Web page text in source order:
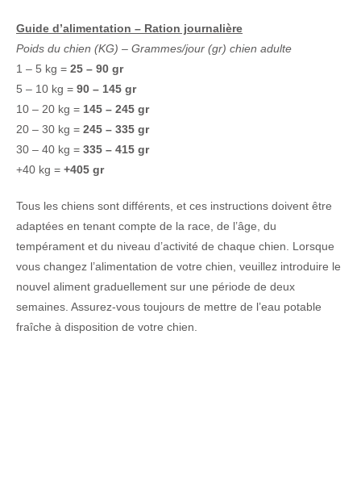
Guide d’alimentation – Ration journalière
Poids du chien (KG) – Grammes/jour (gr) chien adulte
1 – 5 kg = 25 – 90 gr
5 – 10 kg = 90 – 145 gr
10 – 20 kg = 145 – 245 gr
20 – 30 kg = 245 – 335 gr
30 – 40 kg = 335 – 415 gr
+40 kg = +405 gr
Tous les chiens sont différents, et ces instructions doivent être
adaptées en tenant compte de la race, de l’âge, du
tempérament et du niveau d’activité de chaque chien. Lorsque
vous changez l’alimentation de votre chien, veuillez introduire le
nouvel aliment graduellement sur une période de deux
semaines. Assurez-vous toujours de mettre de l’eau potable
fraîche à disposition de votre chien.